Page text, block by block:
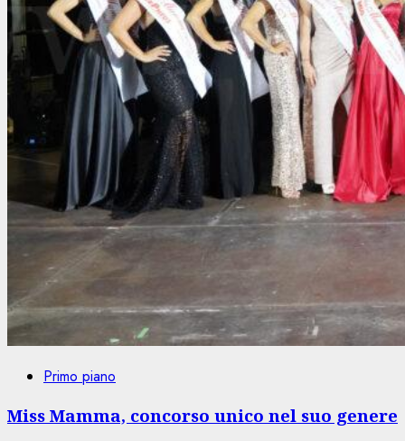
Primo piano
Miss Mamma, concorso unico nel suo genere